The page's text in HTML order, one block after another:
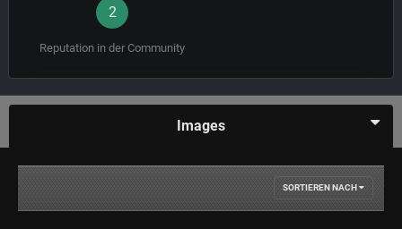
2
Reputation in der Community
Images
SORTIEREN NACH